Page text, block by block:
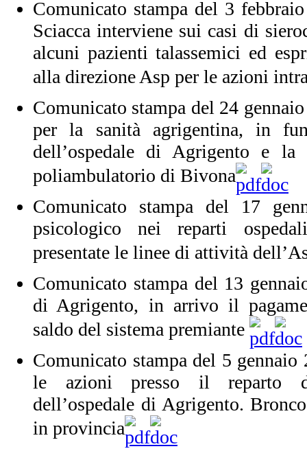
Comunicato stampa del 3
Sciacca interviene sui casi di
alcuni pazienti talassemici ed
alla direzione Asp per le azioni
Comunicato stampa del 24
per la sanità agrigentina, in
dell’ospedale di Agrigento e la
poliambulatorio di Bivona
Comunicato stampa del 17
psicologico nei reparti
presentate le linee di attività
Comunicato stampa del 13
di Agrigento, in arrivo il
saldo del sistema premiante
Comunicato stampa del 5
le azioni presso il reparto
dell’ospedale di Agrigento.
in provincia